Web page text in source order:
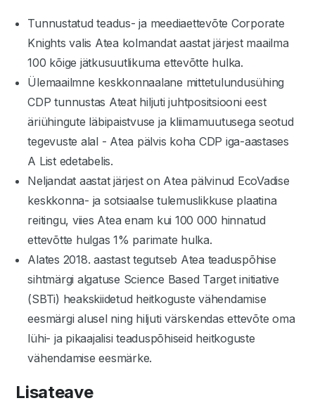
Tunnustatud teadus- ja meediaettevõte Corporate
Knights valis Atea kolmandat aastat järjest maailma
100 kõige jätkusuutlikuma ettevõtte hulka.
Ülemaailmne keskkonnaalane mittetulundusühing
CDP tunnustas Ateat hiljuti juhtpositsiooni eest
äriühingute läbipaistvuse ja kliimamuutusega seotud
tegevuste alal - Atea pälvis koha CDP iga-aastases
A List edetabelis.
Neljandat aastat järjest on Atea pälvinud EcoVadise
keskkonna- ja sotsiaalse tulemuslikkuse plaatina
reitingu, viies Atea enam kui 100 000 hinnatud
ettevõtte hulgas 1% parimate hulka.
Alates 2018. aastast tegutseb Atea teaduspõhise
sihtmärgi algatuse Science Based Target initiative
(SBTi) heakskiidetud heitkoguste vähendamise
eesmärgi alusel ning hiljuti värskendas ettevõte oma
lühi- ja pikaajalisi teaduspõhiseid heitkoguste
vähendamise eesmärke.
Lisateave